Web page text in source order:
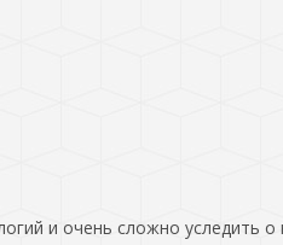
и очень сложно уследить